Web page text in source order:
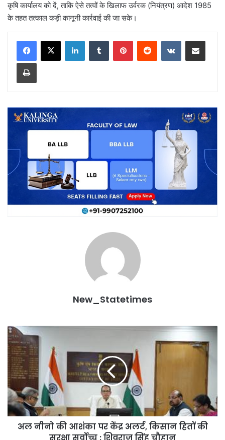
कृषि कार्यालय को दें, ताकि ऐसे तत्वों के खिलाफ उर्वरक (नियंत्रण) आदेश 1985
के तहत तत्काल कड़ी कानूनी कार्रवाई की जा सके।
LinkedInTumblr PinterestReddit VKontakteShare via Email
Print
New_Statetimes
अल
नीनो
की
आशंका
पर
केंद्र
अलर्ट,
किसान
हितों
अल नीनो की आशंका पर केंद्र अलर्ट, किसान हितों की